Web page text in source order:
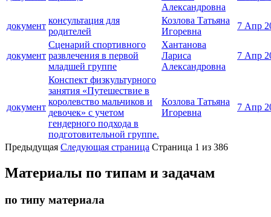
Александровна
документ
консультация для
родителей
Козлова Татьяна
Игоревна
7 Апр
документ
Сценарий спортивного
развлечения в первой
младшей группе
Хантанова
Лариса
Александровна
7 Апр
документ
Конспект физкультурного
занятия «Путешествие в
королевство мальчиков и
девочек» с учетом
гендерного подхода в
подготовительной группе.
Козлова Татьяна
Игоревна
7 Апр
Предыдущая Следующая страница Страница 1 из 386
Материалы по типам и задачам
по типу материала